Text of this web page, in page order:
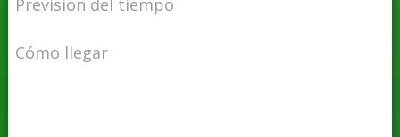
Previsión del tiempo
Cómo llegar